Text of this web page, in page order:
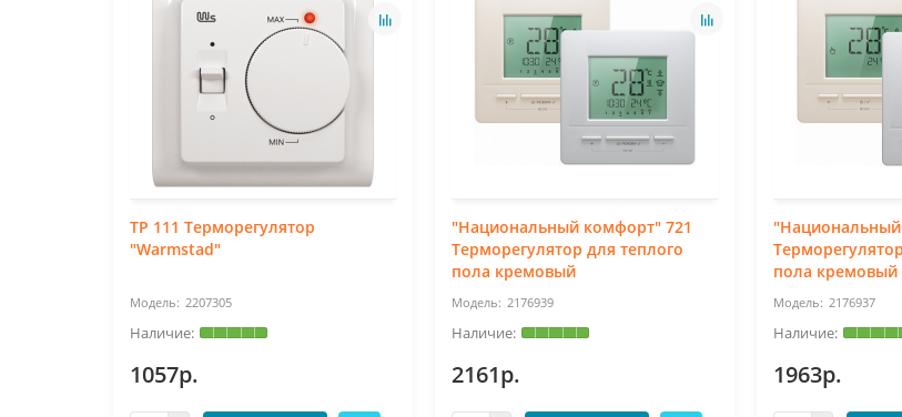
ТР 111 Терморегулятор
"Warmstad"
2207305
1057р.
"Национальный комфорт" 721
Терморегулятор для теплого
пола кремовый
2176939
2161р.
пола кремовый
2176937
1963р.